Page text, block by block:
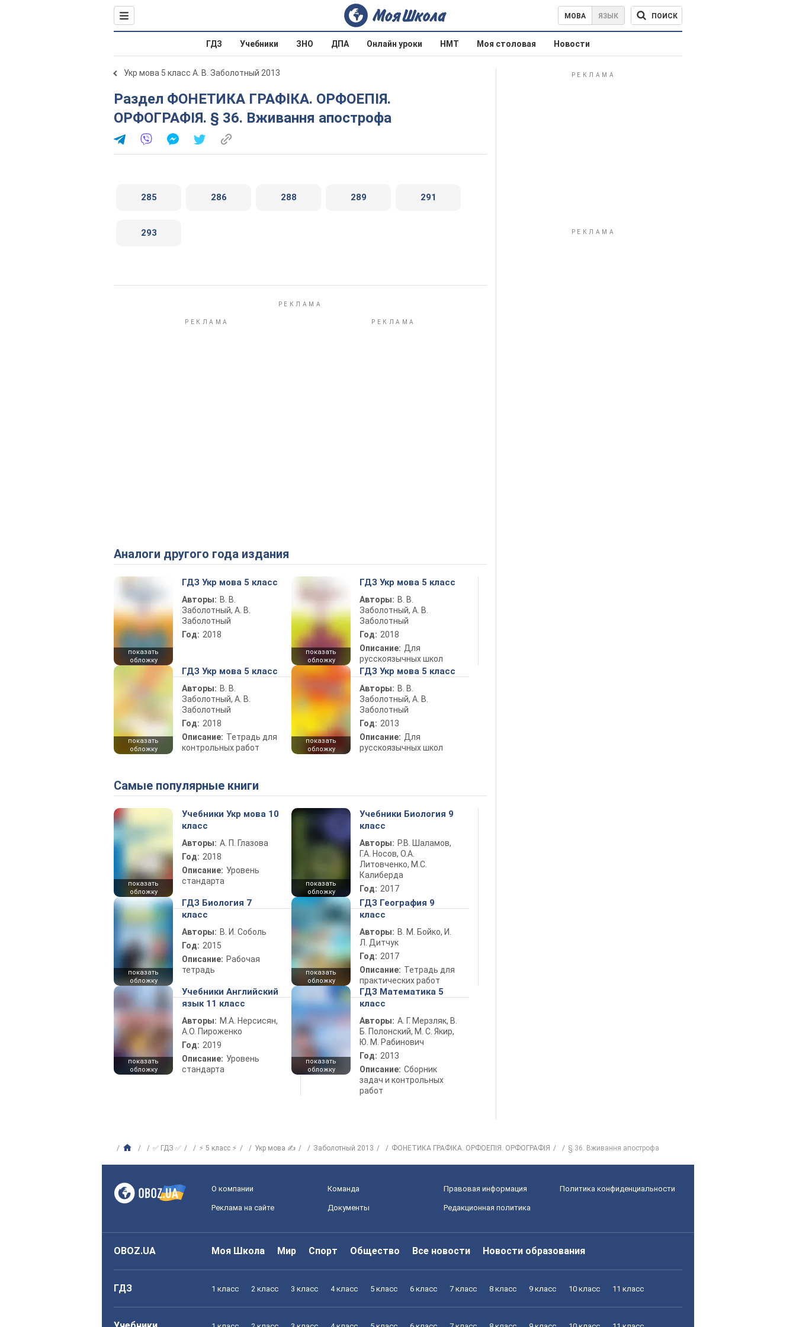
МОВА ЯЗЫК ПОИСК
ГДЗ Учебники ЗНО ДПА Онлайн уроки НМТ Моя столовая Новости
Укр мова 5 класс А. В. Заболотный 2013
Раздел ФОНЕТИКА ГРАФІКА. ОРФОЕПІЯ.
ОРФОГРАФІЯ. § 36. Вживання апострофа
285 286 288 289 291
293
Аналоги другого года издания
показать
обложку
ГДЗ Укр мова 5 класс
Авторы: В. В.
Заболотный, А. В.
Заболотный
Год: 2018
показать
обложку
ГДЗ Укр мова 5 класс
Авторы: В. В.
Заболотный, А. В.
Заболотный
Год: 2018
Описание: Для
русскоязычных школ
показать
обложку
ГДЗ Укр мова 5 класс
Авторы: В. В.
Заболотный, А. В.
Заболотный
Год: 2018
Описание: Тетрадь для
контрольных работ
показать
обложку
ГДЗ Укр мова 5 класс
Авторы: В. В.
Заболотный, А. В.
Заболотный
Год: 2013
Описание: Для
русскоязычных школ
Самые популярные книги
показать
обложку
Учебники Укр мова 10
класс
Авторы: А. П. Глазова
Год: 2018
Описание: Уровень
стандарта
показать
обложку
Учебники Биология 9
класс
Авторы: Р.В. Шаламов,
Г.А. Носов, О.А.
Литовченко, М.С.
Калиберда
Год: 2017
показать
обложку
ГДЗ Биология 7
класс
Авторы: В. И. Соболь
Год: 2015
Описание: Рабочая
тетрадь
показать
обложку
ГДЗ География 9
класс
Авторы: В. М. Бойко, И.
Л. Дитчук
Год: 2017
Описание: Тетрадь для
практических работ
показать
обложку
Учебники Английский
язык 11 класс
Авторы: М.А. Нерсисян,
А.О. Пироженко
Год: 2019
Описание: Уровень
стандарта
показать
обложку
ГДЗ Математика 5
класс
Авторы: А. Г. Мерзляк, В.
Б. Полонский, М. С. Якир,
Ю. М. Рабинович
Год: 2013
Описание: Сборник
задач и контрольных
работ
✅ ГДЗ ✅ ⚡ 5 класс ⚡ Укр мова ✍ Заболотный 2013 ФОНЕТИКА ГРАФІКА. ОРФОЕПІЯ. ОРФОГРАФІЯ § 36. Вживання апострофа
О компании Команда Правовая информация Политика конфиденциальности
Реклама на сайте Документы Редакционная политика
OBOZ.UA Моя Школа Мир Спорт Общество Все новости Новости образования
ГДЗ 1 класс 2 класс 3 класс 4 класс 5 класс 6 класс 7 класс 8 класс 9 класс 10 класс 11 класс